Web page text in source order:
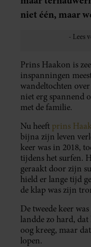
niet één, maar
Prins Haakon is
inspanningen
wandeltochten
niet erg spannend
met de familie.
Nu heeft prins
bijna zijn leven
keer was in 2018,
tijdens het surfen.
geraakt door zijn
hield er lange tijd
de klap was zijn
De tweede keer
landde zo hard,
oog kreeg, maar
lopen.